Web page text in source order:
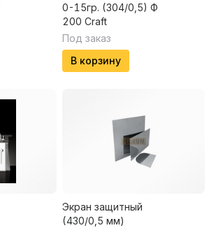
0-15гр. (304/0,5) Ф
200 Craft
Под заказ
В корзину
Экран защитный
(430/0,5 мм)